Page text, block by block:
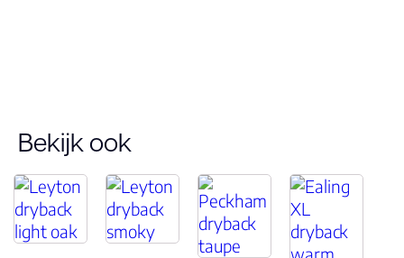
geschikt
Bekijk ook